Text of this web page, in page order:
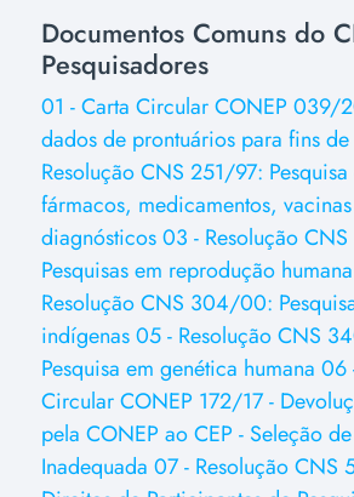
Documentos Comuns do
Pesquisadores
01 - Carta Circular CONEP 039/
dados de prontuários para fins de
Resolução CNS 251/97:
fármacos, medicamentos, vacinas
diagnósticos 03 - Resolução
Pesquisas em reprodução humana
Resolução CNS 304/00:
indígenas 05 - Resolução CNS
Pesquisa em genética humana 06
Circular CONEP 172/17 -
pela CONEP ao CEP - Seleção
Inadequada 07 - Resolução CNS